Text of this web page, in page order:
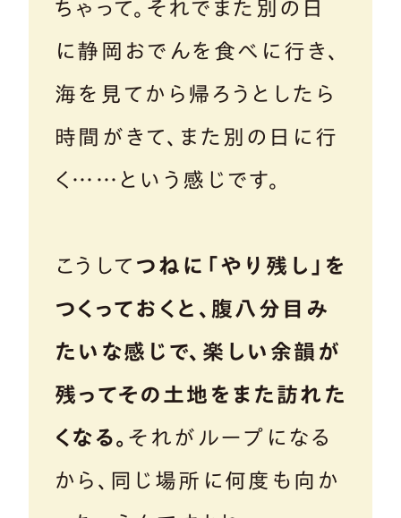
ちゃって。それでまた別の日
に静岡おでんを食べに行き、
海を見てから帰ろうとしたら
時間がきて、また別の日に行
く……という感じです。
こうして つねに「やり残し」を
つくっておくと、腹八分目み
たいな感じで、楽しい余韻が
残ってその土地をまた訪れた
くなる。 それがループになる
から、同じ場所に何度も向か